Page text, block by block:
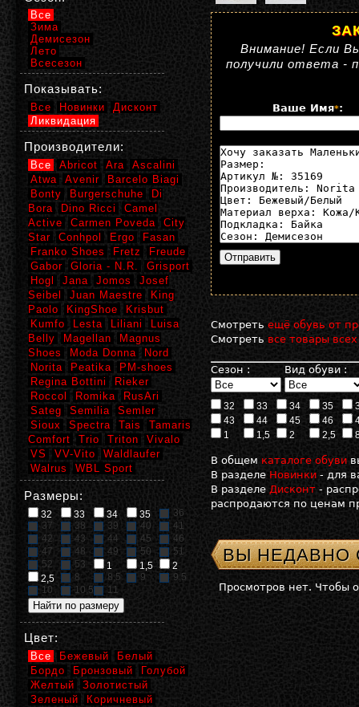
Внимание! Если
получили ответа -
Ваше Имя*:
Смотреть ещё обувь от
Смотреть все товары
Сезон : Вид обуви :
32 33 34 35
43
44 45 46
1
1,5 2 2,5
В общем каталоге обуви
В разделе Новинки - для
В разделе Дисконт-
распродаются по ценам
ВЫ НЕДАВНО
Просмотров нет. Чтобы
Все
Зима
Демисезон
Лето
Всесезон
Показывать:
Все Новинки
Дисконт
Ликвидация
Производители:
Все Abricot Ara
Ascalini
Atwa
Avenir
Barcelo Biagi
Bonty
Burgerschuhe
Di
Bora
Dino Ricci
Camel
Active
Carmen Poveda
City
Star
Conhpol Ergo
Fasan
Franko Shoes
Fretz
Freude
Gabor
Gloria - N.R.
Grisport
Hogl
Jana Jomos
Josef
Seibel
Juan Maestre
King
Paolo
KingShoe
Krisbut
Kumfo
Lesta Liliani
Luisa
Belly
Magellan
Magnus
Shoes
Moda Donna
Nord
Norita
Peatika
PM-shoes
Regina Bottini
Rieker
Roccol
Romika
RusAri
Sateg
Semilia
Semler
Sioux
Spectra Tais
Tamaris
Comfort
Trio Triton
Vivalo
VS
VV-Vito
Waldlaufer
Walrus
WBL Sport
Размеры:
32 33 34 35
36
37
38 39 40
41
42
43 44 45
46
47
48 49 50
51
52
53 1 1,5
2
2,5
8 8,5 9
9,5
10
10,5 11
Цвет:
Все Бежевый
Белый
Бордо
Бронзовый
Голубой
Желтый
Золотистый
Зеленый
Коричневый